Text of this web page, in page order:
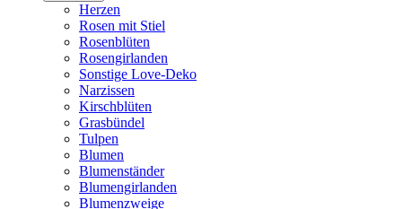
Herzen
Rosen mit Stiel
Rosenblüten
Rosengirlanden
Sonstige Love-Deko
Narzissen
Kirschblüten
Grasbündel
Tulpen
Blumen
Blumenständer
Blumengirlanden
Blumenzweige